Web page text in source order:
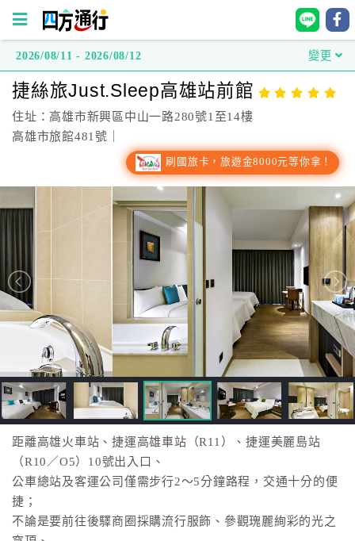
方
通
行
訂
房
跟
飯
店
訂
房
HOT
特
2026/08/11 - 2026/08/12 變更
捷絲旅Just.Sleep高雄站前館
住址：高雄市新興區中山一路280號1至14樓
高雄市旅館481號｜
刷國旅卡，旅遊金8000元等你拿！
距離高雄火車站、捷運高雄車站（R11）、捷運美麗島站
（R10／O5）10號出入口、
公車總站及客運公司僅需步行2～5分鐘路程，交通十分的便
捷；
不論是要前往後驛商圈採購流行服飾、參觀瑰麗絢彩的光之